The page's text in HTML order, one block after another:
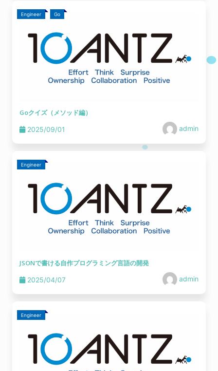
Engineer Go
Goクイズ（メソッド編）
2025/09/01 admin
Engineer
JSONで書ける自作プログラミング言語の開発
2025/04/07 admin
Engineer